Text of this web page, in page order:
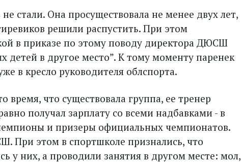
стали. Она просуществовала не менее двух лет,
решили распустить. При этом
в приказе по этому поводу директора ДЮСШ
детей в другое место”. К тому моменту паренек
в кресло руководителя облспорта.
время, что существовала группа, ее тренер
получал зарплату со всеми надбавками - в
и призеры официальных чемпионатов.
При этом в спортшколе признались, что
у них, а проводили занятия в другом месте: мол,